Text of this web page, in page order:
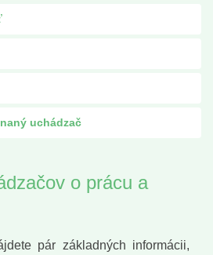
uchádzač
o prácu a
pár základných informácii,